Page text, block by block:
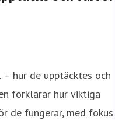
hur de upptäcktes och
förklarar hur viktiga
de fungerar, med fokus